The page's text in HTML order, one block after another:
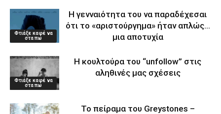
Φτιάξε καφέ να
στα πω
Η γενναιότητα του να παραδέχεσαι
ότι το «αριστούργημα» ήταν απλώς…
μια αποτυχία
Φτιάξε καφέ να
στα πω
Η κουλτούρα του “unfollow” στις
αληθινές μας σχέσεις
Το πείραμα του Greystones –